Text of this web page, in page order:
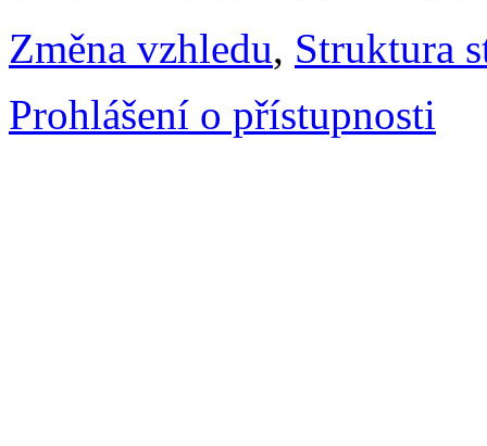
Změna vzhledu, Struktura
Prohlášení o přístupnosti